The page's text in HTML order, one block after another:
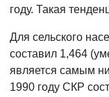
году. Такая
Для сельского
составил 1,464
является самым
1990 году СКР